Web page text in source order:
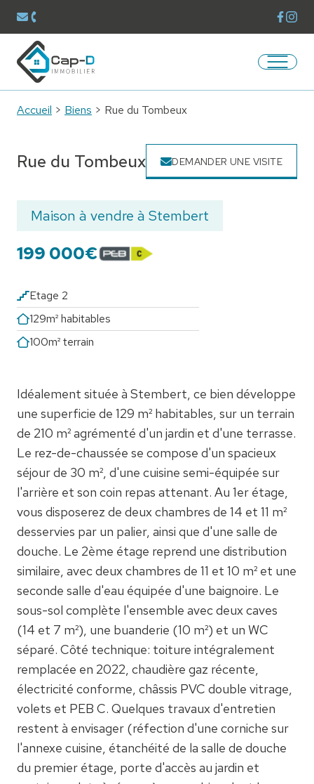
Envoyer un mail à
contact@capdimmobilier.be
Téléphoner au
087/60.40.00 Voir la
Voir
Retourner à la page d'accueil
Ouvrir/
Accueil > Biens > Rue du Tombeux
Rue du Tombeux DEMANDER UNE VISITE
Maison à vendre à Stembert
199 000€
Etage 2
129m² habitables
100m² terrain
Idéalement située à Stembert, ce bien développe
une superficie de 129 m² habitables, sur un terrain
de 210 m² agrémenté d'un jardin et d'une terrasse.
Le rez-de-chaussée se compose d'un spacieux
séjour de 30 m², d'une cuisine semi-équipée sur
l'arrière et son coin repas attenant. Au 1er étage,
vous disposerez de deux chambres de 14 et 11 m²
desservies par un palier, ainsi que d'une salle de
douche. Le 2ème étage reprend une distribution
similaire, avec deux chambres de 11 et 10 m² et une
seconde salle d'eau équipée d'une baignoire. Le
sous-sol complète l'ensemble avec deux caves
(14 et 7 m²), une buanderie (10 m²) et un WC
séparé. Côté technique: toiture intégralement
remplacée en 2022, chaudière gaz récente,
électricité conforme, châssis PVC double vitrage,
volets et PEB C. Quelques travaux d'entretien
restent à envisager (réfection d'une corniche sur
l'annexe cuisine, étanchéité de la salle de douche
du premier étage, porte d'accès au jardin et